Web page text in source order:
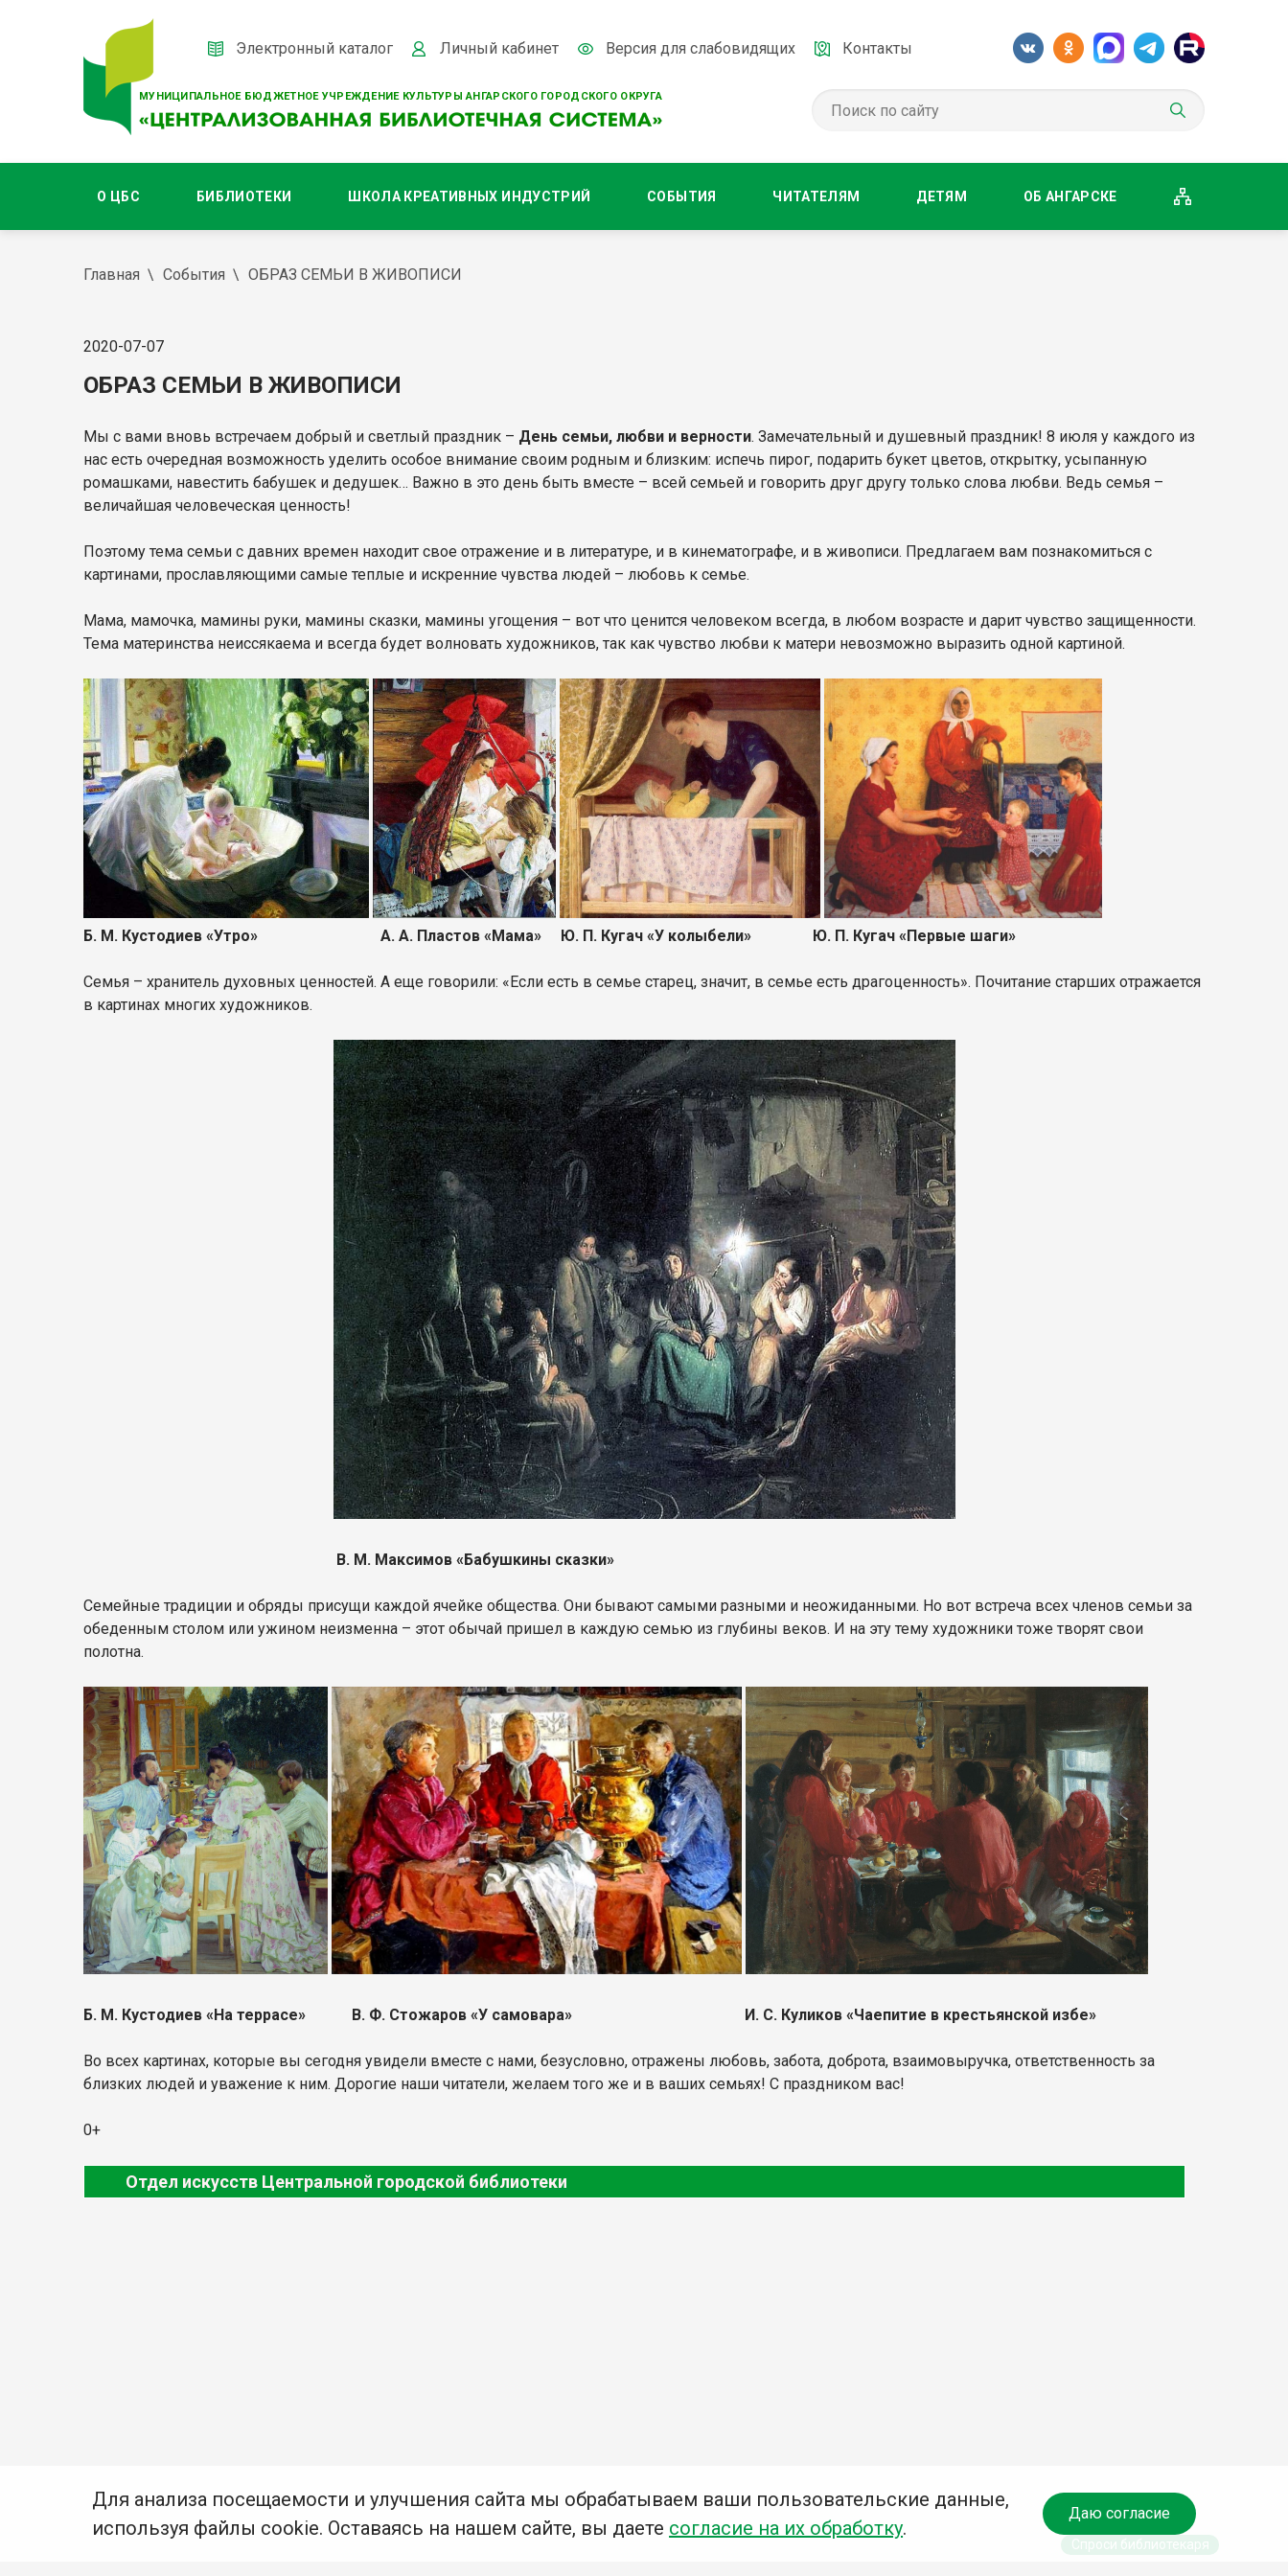
МУНИЦИПАЛЬНОЕ БЮДЖЕТНОЕ УЧРЕЖДЕНИЕ КУЛЬТУРЫ АНГАРСКОГО ГОРОДСКОГО ОКРУГА
Электронный каталог Личный кабинет Версия для слабовидящих Контакты
О ЦБС БИБЛИОТЕКИ ШКОЛА КРЕАТИВНЫХ ИНДУСТРИЙ СОБЫТИЯ ЧИТАТЕЛЯМ ДЕТЯМ ОБ АНГАРСКЕ
Главная События ОБРАЗ СЕМЬИ В ЖИВОПИСИ
2020-07-07
ОБРАЗ СЕМЬИ В ЖИВОПИСИ
Мы с вами вновь встречаем добрый и светлый праздник – День семьи, любви и верности. Замечательный и душевный праздник! 8 июля у каждого из
нас есть очередная возможность уделить особое внимание своим родным и близким: испечь пирог, подарить букет цветов, открытку, усыпанную
ромашками, навестить бабушек и дедушек… Важно в это день быть вместе – всей семьей и говорить друг другу только слова любви. Ведь семья –
величайшая человеческая ценность!
Поэтому тема семьи с давних времен находит свое отражение и в литературе, и в кинематографе, и в живописи. Предлагаем вам познакомиться с
картинами, прославляющими самые теплые и искренние чувства людей – любовь к семье.
Мама, мамочка, мамины руки, мамины сказки, мамины угощения – вот что ценится человеком всегда, в любом возрасте и дарит чувство защищенности.
Тема материнства неиссякаема и всегда будет волновать художников, так как чувство любви к матери невозможно выразить одной картиной.
Б. М. Кустодиев «Утро» А. А. Пластов «Мама» Ю. П. Кугач «У колыбели» Ю. П. Кугач «Первые шаги»
Семья – хранитель духовных ценностей. А еще говорили: «Если есть в семье старец, значит, в семье есть драгоценность». Почитание старших отражается
в картинах многих художников.
В. М. Максимов «Бабушкины сказки»
Семейные традиции и обряды присущи каждой ячейке общества. Они бывают самыми разными и неожиданными. Но вот встреча всех членов семьи за
обеденным столом или ужином неизменна – этот обычай пришел в каждую семью из глубины веков. И на эту тему художники тоже творят свои
полотна.
Б. М. Кустодиев «На террасе» В. Ф. Стожаров «У самовара» И. С. Куликов «Чаепитие в крестьянской избе»
Во всех картинах, которые вы сегодня увидели вместе с нами, безусловно, отражены любовь, забота, доброта, взаимовыручка, ответственность за
близких людей и уважение к ним. Дорогие наши читатели, желаем того же и в ваших семьях! С праздником вас!
0+
Отдел искусств Центральной городской библиотеки
Для анализа посещаемости и улучшения сайта мы обрабатываем ваши пользовательские данные,
используя файлы cookie. Оставаясь на нашем сайте, вы даете согласие на их обработку.
Даю согласие
Спроси библиотекаря